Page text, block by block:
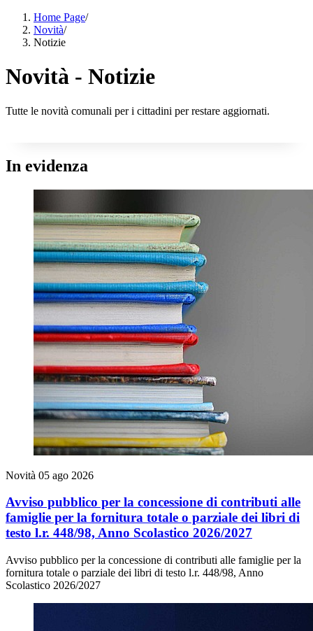
Home Page/
Novità/
Notizie
Novità - Notizie
Tutte le novità comunali per i cittadini per restare aggiornati.
In evidenza
Novità 05 ago 2026
Avviso pubblico per la concessione di contributi alle
famiglie per la fornitura totale o parziale dei libri di
testo l.r. 448/98, Anno Scolastico 2026/2027
Avviso pubblico per la concessione di contributi alle famiglie per la
fornitura totale o parziale dei libri di testo l.r. 448/98, Anno
Scolastico 2026/2027